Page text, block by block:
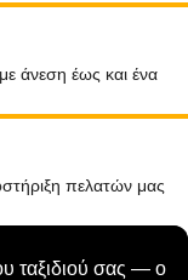
άνεση έως και ένα
πελατών μας
ταξιδιού σας — ο